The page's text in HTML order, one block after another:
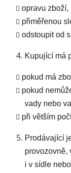
opravu zboží,
přiměřenou
odstoupit od
Kupující má
pokud má
pokud
vady nebo
při větším
Prodávající
provozovně,
i v sídle